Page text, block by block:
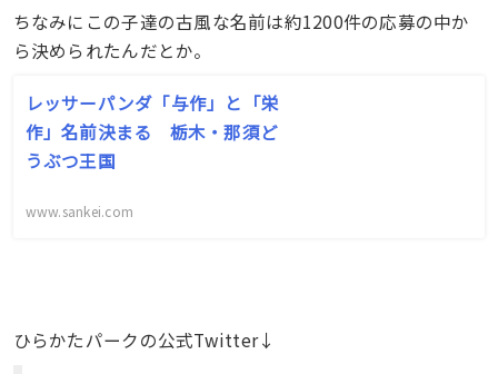
ちなみにこの子達の古風な名前は約1200件の応募の中か
ら決められたんだとか。
レッサーパンダ「与作」と「栄
作」名前決まる 栃木・那須ど
うぶつ王国
www.sankei.com
ひらかたパークの公式Twitter↓